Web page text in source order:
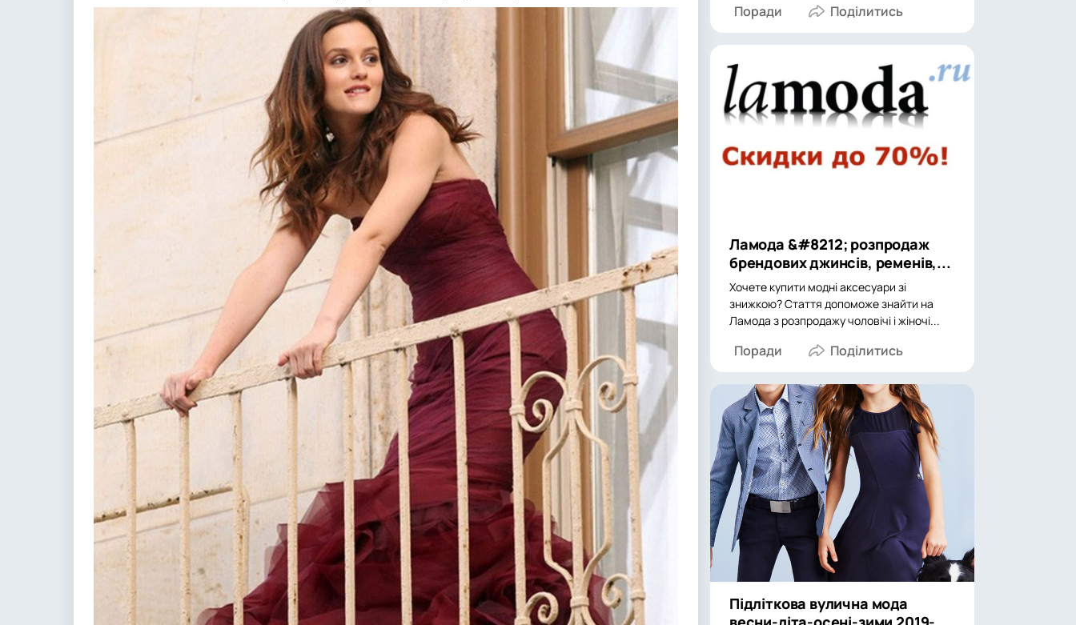
Поради
Ламода &#8212; розпродаж
брендових джинсів, ременів,...
Хочете купити модні аксесуари зі
знижкою? Стаття допоможе знайти на
Ламода з розпродажу чоловічі і жіночі...
Поради
Підліткова вулична мода